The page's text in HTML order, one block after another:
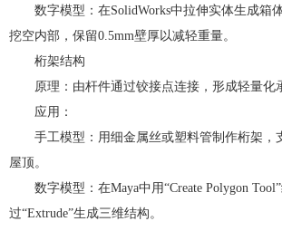
数字模型：在SolidWorks中拉伸实体生成箱体
挖空内部，保留0.5mm壁厚以减轻重量。
桁架结构
原理：由杆件通过铰接点连接，形成轻量化
应用：
手工模型：用细金属丝或塑料管制作桁架，
屋顶。
数字模型：在Maya中用“Create Polygon
过“Extrude”生成三维结构。